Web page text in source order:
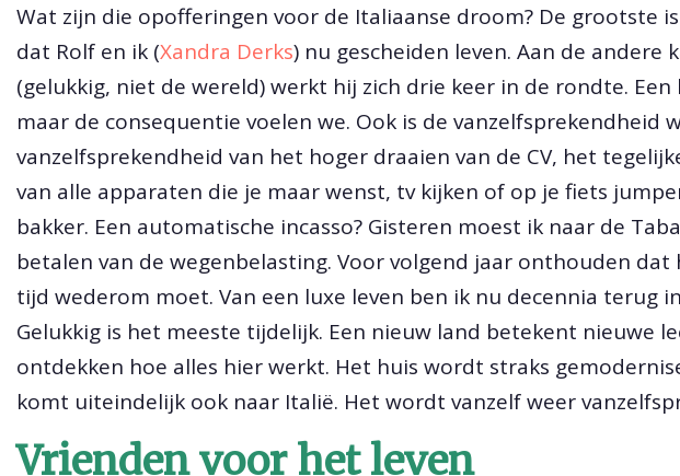
Wat zijn die opofferingen voor de Italiaanse droom? De grootste
dat Rolf en ik (Xandra Derks) nu gescheiden leven. Aan de andere
(gelukkig, niet de wereld) werkt hij zich drie keer in de rondte. Een
maar de consequentie voelen we. Ook is de vanzelfsprekendheid
vanzelfsprekendheid van het hoger draaien van de CV, het
van alle apparaten die je maar wenst, tv kijken of op je fiets
bakker. Een automatische incasso? Gisteren moest ik naar de
betalen van de wegenbelasting. Voor volgend jaar onthouden dat
tijd wederom moet. Van een luxe leven ben ik nu decennia terug
Gelukkig is het meeste tijdelijk. Een nieuw land betekent nieuwe
ontdekken hoe alles hier werkt. Het huis wordt straks
komt uiteindelijk ook naar Italië. Het wordt vanzelf weer
Vrienden voor het leven